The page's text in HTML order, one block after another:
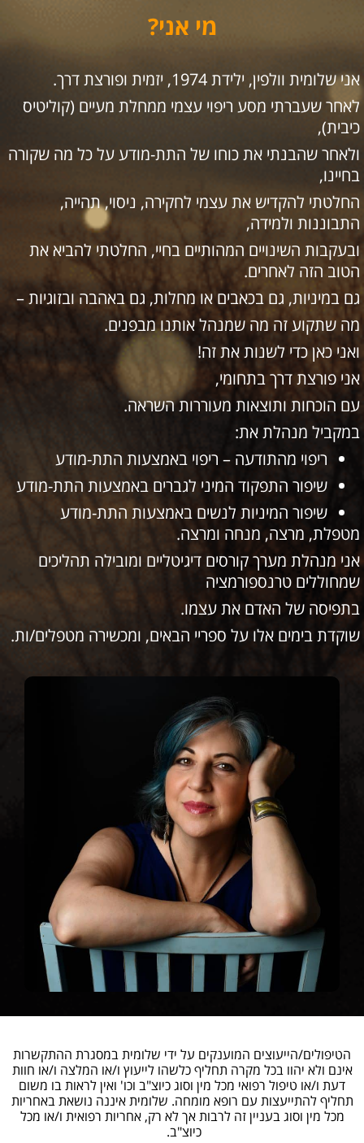
מי אני?
אני שלומית וולפין, ילידת 1974, יזמית ופורצת דרך.
לאחר שעברתי מסע ריפוי עצמי ממחלת מעיים (קוליטיס
כיבית),
ולאחר שהבנתי את כוחו של התת-מודע על כל מה שקורה
בחיינו,
החלטתי להקדיש את עצמי לחקירה, ניסוי, תהייה,
התבוננות ולמידה,
ובעקבות השינויים המהותיים בחיי, החלטתי להביא את
הטוב הזה לאחרים.
גם במיניות, גם בכאבים או מחלות, גם באהבה ובזוגיות –
מה שתקוע זה מה שמנהל אותנו מבפנים.
ואני כאן כדי לשנות את זה!
אני פורצת דרך בתחומי,
עם הוכחות ותוצאות מעוררות השראה.
במקביל מנהלת את:
ריפוי מהתודעה – ריפוי באמצעות התת-מודע
שיפור התפקוד המיני לגברים באמצעות התת-מודע
שיפור המיניות לנשים באמצעות התת-מודע
מטפלת, מרצה, מנחה ומרצה.
אני מנהלת מערך קורסים דיגיטליים ומובילה תהליכים
שמחוללים טרנספורמציה
בתפיסה של האדם את עצמו.
שוקדת בימים אלו על ספריי הבאים, ומכשירה מטפלים/ות.
הטיפולים/הייעוצים המוענקים על ידי שלומית במסגרת ההתקשרות
אינם ולא יהוו בכל מקרה תחליף כלשהו לייעוץ ו/או המלצה ו/או חוות
דעת ו/או טיפול רפואי מכל מין וסוג כיוצ"ב וכו' ואין לראות בו משום
תחליף להתייעצות עם רופא מומחה. שלומית איננה נושאת באחריות
מכל מין וסוג בעניין זה לרבות אך לא רק, אחריות רפואית ו/או מכל
כיוצ"ב.